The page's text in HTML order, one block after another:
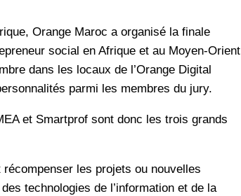
Orange Maroc a organisé la finale
social en Afrique et au Moyen-Orient
dans les locaux de l’Orange Digital
parmi les membres du jury.
et Smartprof sont donc les trois grands
les projets ou nouvelles
technologies de l’information et de la